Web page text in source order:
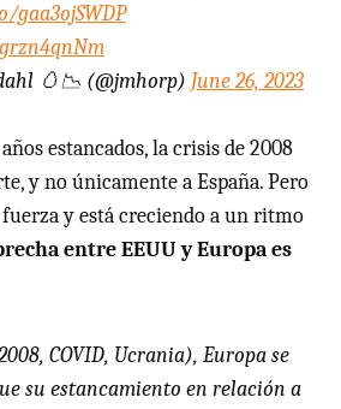
gaa3ojSWDP
🥚📉 (@jmhorp) June 26, 2023
estancados, la crisis de 2008
y no únicamente a España. Pero
y está creciendo a un ritmo
entre EEUU y Europa es
COVID, Ucrania), Europa se
su estancamiento en relación a